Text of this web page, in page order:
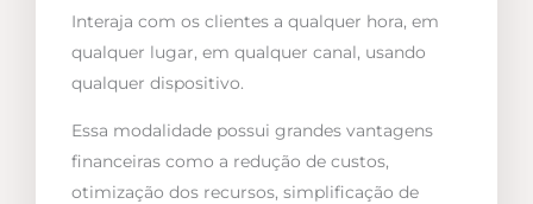
Interaja com os clientes a qualquer hora, em
qualquer lugar, em qualquer canal, usando
qualquer dispositivo.
Essa modalidade possui grandes vantagens
financeiras como a redução de custos,
otimização dos recursos, simplificação de